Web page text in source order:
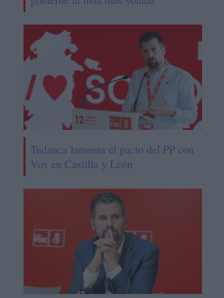
Tudanca lamenta el pacto del PP con
Vox en Castilla y León